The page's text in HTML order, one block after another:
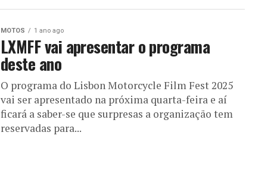
MOTOS 1 ano ago
LXMFF vai apresentar o programa
deste ano
O programa do Lisbon Motorcycle Film Fest 2025
vai ser apresentado na próxima quarta-feira e aí
ficará a saber-se que surpresas a organização tem
reservadas para...